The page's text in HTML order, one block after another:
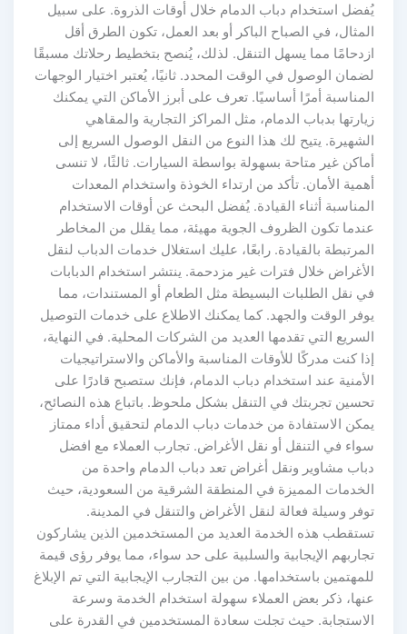
يُفضل استخدام دباب الدمام خلال أوقات الذروة. على سبيل
المثال، في الصباح الباكر أو بعد العمل، تكون الطرق أقل
ازدحامًا مما يسهل التنقل. لذلك، يُنصح بتخطيط رحلاتك مسبقًا
لضمان الوصول في الوقت المحدد. ثانيًا، يُعتبر اختيار الوجهات
المناسبة أمرًا أساسيًا. تعرف على أبرز الأماكن التي يمكنك
زيارتها بدباب الدمام، مثل المراكز التجارية والمقاهي
الشهيرة. يتيح لك هذا النوع من النقل الوصول السريع إلى
أماكن غير متاحة بسهولة بواسطة السيارات. ثالثًا، لا تنسى
أهمية الأمان. تأكد من ارتداء الخوذة واستخدام المعدات
المناسبة أثناء القيادة. يُفضل البحث عن أوقات الاستخدام
عندما تكون الظروف الجوية مهيئة، مما يقلل من المخاطر
المرتبطة بالقيادة. رابعًا، عليك استغلال خدمات الدباب لنقل
الأغراض خلال فترات غير مزدحمة. ينتشر استخدام الدبابات
في نقل الطلبات البسيطة مثل الطعام أو المستندات، مما
يوفر الوقت والجهد. كما يمكنك الاطلاع على خدمات التوصيل
السريع التي تقدمها العديد من الشركات المحلية. في النهاية،
إذا كنت مدركًا للأوقات المناسبة والأماكن والاستراتيجيات
الأمنية عند استخدام دباب الدمام، فإنك ستصبح قادرًا على
تحسين تجربتك في التنقل بشكل ملحوظ. باتباع هذه النصائح،
يمكن الاستفادة من خدمات دباب الدمام لتحقيق أداء ممتاز
سواء في التنقل أو نقل الأغراض. تجارب العملاء مع افضل
دباب مشاوير ونقل أغراض تعد دباب الدمام واحدة من
الخدمات المميزة في المنطقة الشرقية من السعودية، حيث
توفر وسيلة فعالة لنقل الأغراض والتنقل في المدينة.
تستقطب هذه الخدمة العديد من المستخدمين الذين يشاركون
تجاربهم الإيجابية والسلبية على حد سواء، مما يوفر رؤى قيمة
للمهتمين باستخدامها. من بين التجارب الإيجابية التي تم الإبلاغ
عنها، ذكر بعض العملاء سهولة استخدام الخدمة وسرعة
الاستجابة. حيث تجلت سعادة المستخدمين في القدرة على